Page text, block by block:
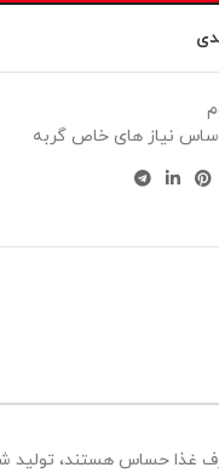
نیاز های خاص گربه
غذا حساس هستند، تولید